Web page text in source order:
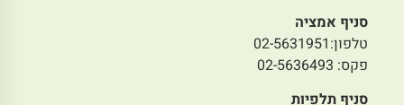
סניף אמציה
טלפון:02-5631951
פקס: 02-5636493
סניף תלפיות